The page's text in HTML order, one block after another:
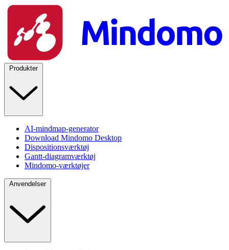
Produkter
AI-mindmap-generator
Download Mindomo Desktop
Dispositionsværktøj
Gantt-diagramværktøj
Mindomo-værktøjer
Anvendelser